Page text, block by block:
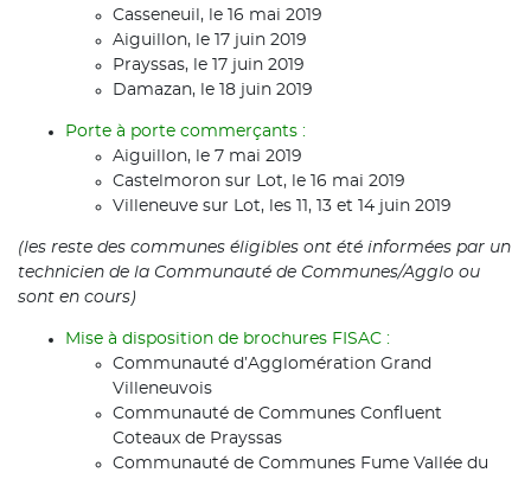
Casseneuil, le 16 mai 2019
Aiguillon, le 17 juin 2019
Prayssas, le 17 juin 2019
Damazan, le 18 juin 2019
Porte à porte commerçants :
Aiguillon, le 7 mai 2019
Castelmoron sur Lot, le 16 mai 2019
Villeneuve sur Lot, les 11, 13 et 14 juin 2019
(les reste des communes éligibles ont été informées par un
technicien de la Communauté de Communes/Agglo ou
sont en cours)
Mise à disposition de brochures FISAC :
Communauté d’Agglomération Grand
Villeneuvois
Communauté de Communes Confluent
Coteaux de Prayssas
Communauté de Communes Fume Vallée du